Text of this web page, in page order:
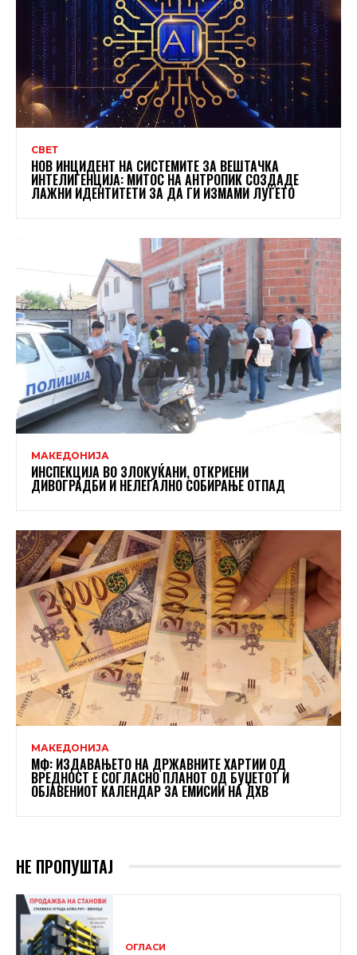
СВЕТ
НОВ ИНЦИДЕНТ НА СИСТЕМИТЕ ЗА ВЕШТАЧКА
ИНТЕЛИГЕНЦИЈА: МИТОС НА АНТРОПИК СОЗДАДЕ
ЛАЖНИ ИДЕНТИТЕТИ ЗА ДА ГИ ИЗМАМИ ЛУЃЕТО
МАКЕДОНИЈА
ИНСПЕКЦИЈА ВО ЗЛОКУЌАНИ, ОТКРИЕНИ
ДИВОГРАДБИ И НЕЛЕГАЛНО СОБИРАЊЕ ОТПАД
МАКЕДОНИЈА
МФ: ИЗДАВАЊЕТО НА ДРЖАВНИТЕ ХАРТИИ ОД
ВРЕДНОСТ Е СОГЛАСНО ПЛАНОТ ОД БУЏЕТОТ И
ОБЈАВЕНИОТ КАЛЕНДАР ЗА ЕМИСИИ НА ДХВ
НЕ ПРОПУШТАЈ
ОГЛАСИ